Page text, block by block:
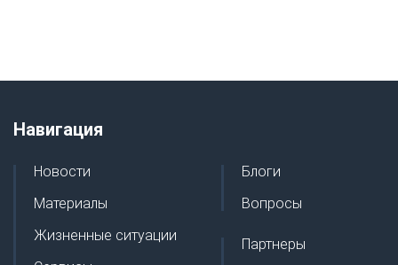
Навигация
Новости
Материалы
Жизненные ситуации
Блоги
Вопросы
Партнеры